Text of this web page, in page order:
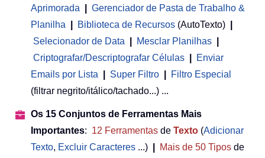
Aprimorada
Gerenciador de Pasta de Trabalho &
Planilha
Biblioteca de Recursos (AutoTexto)
Selecionador de Data
Mesclar Planilhas
Criptografar/Descriptografar Células
Enviar
Emails por Lista
Super Filtro
Filtro Especial
(filtrar negrito/itálico/tachado...) ...
Os 15 Conjuntos de Ferramentas Mais
Importantes: 12 Ferramentas de Texto (Adicionar
Texto, Excluir Caracteres ...) Mais de 50 Tipos de